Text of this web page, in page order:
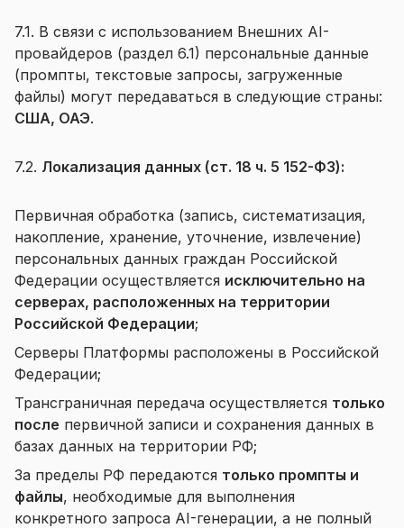
7.1. В связи с использованием Внешних AI-
провайдеров (раздел 6.1) персональные данные
(промпты, текстовые запросы, загруженные
файлы) могут передаваться в следующие страны:
США, ОАЭ.
7.2. Локализация данных (ст. 18 ч. 5 152-ФЗ):
Первичная обработка (запись, систематизация,
накопление, хранение, уточнение, извлечение)
персональных данных граждан Российской
Федерации осуществляется исключительно на
серверах, расположенных на территории
Российской Федерации;
Серверы Платформы расположены в Российской
Федерации;
Трансграничная передача осуществляется только
после первичной записи и сохранения данных в
базах данных на территории РФ;
За пределы РФ передаются только промпты и
файлы, необходимые для выполнения
конкретного запроса AI-генерации, а не полный